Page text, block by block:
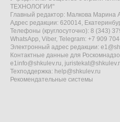
ТЕХНОЛОГИИ"
Главный редактор: Малкова Марина
Адрес редакции: 620014,
Телефоны (круглосуточно): 8 (343)
WhatsApp, Viber, Telegram: +7 909
Электронный адрес редакции:
Контактные данные для
e1info@shkulev.ru,
Техподдержка: help@shkulev.ru
Рекомендательные системы